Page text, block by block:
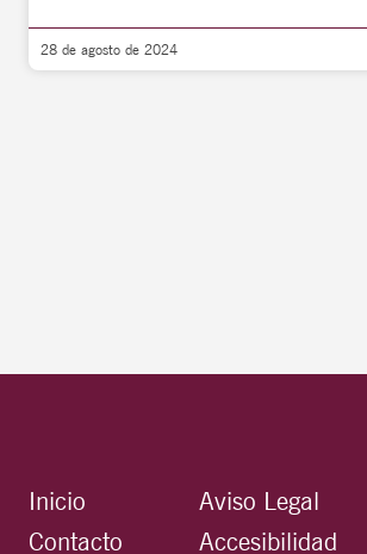
28 de agosto de 2024
Inicio
Contacto
Aviso Legal
Accesibilidad